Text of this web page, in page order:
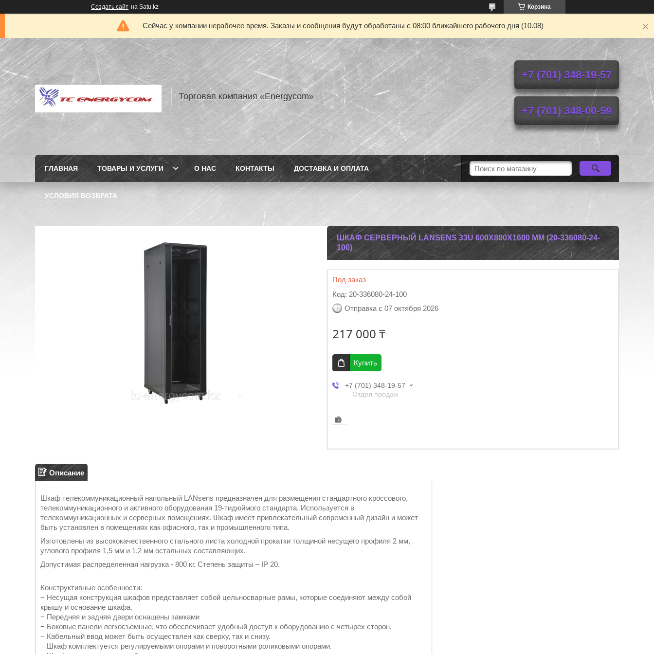
Создать сайт на Satu.kz Корзина
Сейчас у компании нерабочее время. Заказы и сообщения будут обработаны с 08:00 ближайшего рабочего дня (10.08)
Торговая компания «Energycom»
+7 (701) 348-19-57
+7 (701) 348-00-59
ГЛАВНАЯ ТОВАРЫ И УСЛУГИ О НАС КОНТАКТЫ ДОСТАВКА И ОПЛАТА
УСЛОВИЯ ВОЗВРАТА
ШКАФ СЕРВЕРНЫЙ LANSENS 33U 600X800X1600 ММ (20-336080-24-
100)
Под заказ
Код: 20-336080-24-100
Отправка с 07 октября 2026
217 000 ₸
Купить
+7 (701) 348-19-57
Отдел продаж
Описание
Шкаф телекоммуникационный напольный LANsens предназначен для размещения стандартного кроссового,
телекоммуникационного и активного оборудования 19-тидюймого стандарта. Используется в
телекоммуникационных и серверных помещениях. Шкаф имеет привлекательный современный дизайн и может
быть установлен в помещениях как офисного, так и промышленного типа.
Изготовлены из высококачественного стального листа холодной прокатки толщиной несущего профиля 2 мм,
углового профиля 1,5 мм и 1,2 мм остальных составляющих.
Допустимая распределенная нагрузка - 800 кг. Степень защиты – IP 20.
Конструктивные особенности:
− Несущая конструкция шкафов представляет собой цельносварные рамы, которые соединяют между собой
крышу и основание шкафа.
− Передняя и задняя двери оснащены замками
− Боковые панели легкосъемные, что обеспечивает удобный доступ к оборудованию с четырех сторон.
− Кабельный ввод может быть осуществлен как сверху, так и снизу.
− Шкаф комплектуется регулируемыми опорами и поворотными роликовыми опорами.